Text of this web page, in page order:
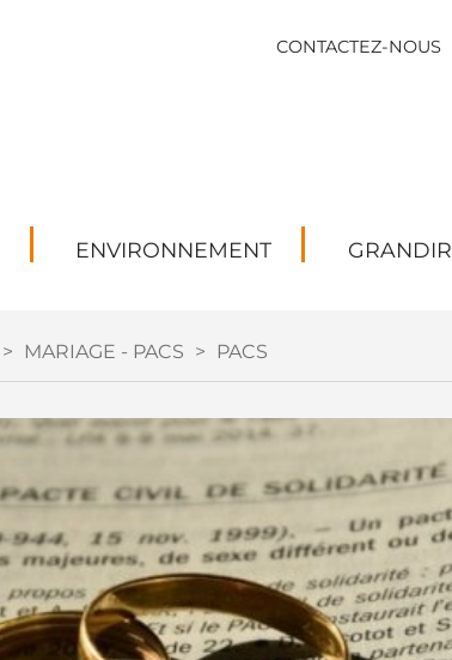
CONTACTEZ-NOUS
ENVIRONNEMENT GRANDIR
> MARIAGE - PACS > PACS